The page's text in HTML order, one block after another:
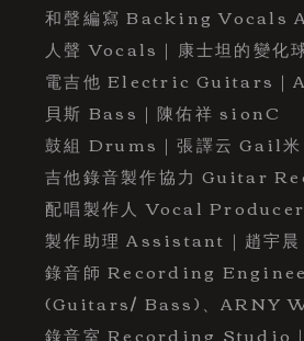
和聲編寫 Backing Vocals
人聲 Vocals｜康士坦的變化
電吉他 Electric Guitars｜
貝斯 Bass｜陳佑祥 sionC
鼓組 Drums｜張譯云 Gail米
吉他錄音製作協力 Guitar
配唱製作人 Vocal
製作助理 Assistant｜趙宇晨
錄音師 Recording
(Guitars/ Bass)、ARNY
錄音室 Recording Studio